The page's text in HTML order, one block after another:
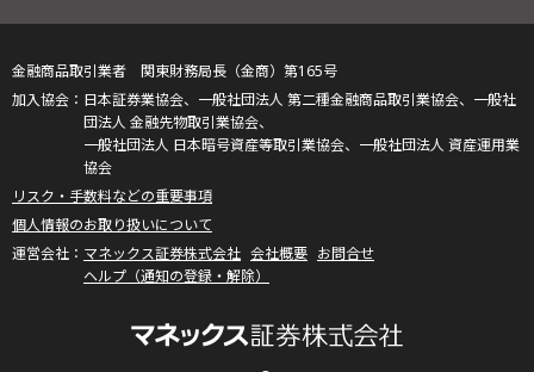
金融商品取引業者 関東財務局長（金商）第165号
日本証券業協会、一般社団法人 第二種金融商品取引業協会、一般社
団法人 金融先物取引業協会、
一般社団法人 日本暗号資産等取引業協会、一般社団法人 資産運用業
協会
リスク・手数料などの重要事項
個人情報のお取り扱いについて
マネックス証券株式会社 会社概要 お問合せ
ヘルプ（通知の登録・解除）